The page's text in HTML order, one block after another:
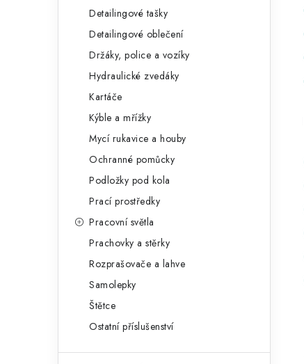
Detailingové tašky
Detailingové oblečení
Držáky, police a vozíky
Hydraulické zvedáky
Kartáče
Kýble a mřížky
Mycí rukavice a houby
Ochranné pomůcky
Podložky pod kola
Prací prostředky
Pracovní světla
Prachovky a stěrky
Rozprašovače a lahve
Samolepky
Štětce
Ostatní příslušenství